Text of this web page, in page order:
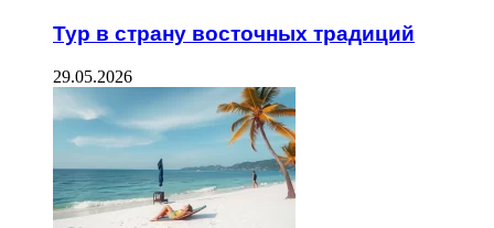
Тур в страну восточных традиций
29.05.2026